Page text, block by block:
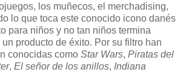
los muñecos, el merchadising,
lo que toca este conocido icono danés
para niños y no tan niños termina
producto de éxito. Por su filtro han
conocidas como Star Wars, Piratas del
, El señor de los anillos, Indiana